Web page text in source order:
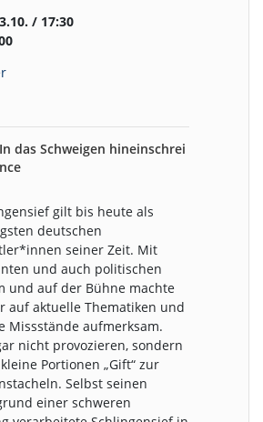
/ 17:30
das Schweigen hineinschrei
gilt bis heute als
deutschen
seiner Zeit. Mit
und auch politischen
und auf der Bühne machte
auf aktuelle Thematiken und
Missstände aufmerksam.
nicht provozieren, sondern
Portionen „Gift“ zur
Selbst seinen
einer schweren